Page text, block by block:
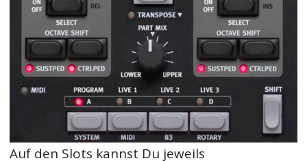
Auf den Slots kannst Du jeweils